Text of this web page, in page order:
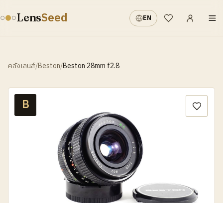
LensSeed EN รายการที่อยากได้
เข้าสู่ระบบ·
คลังเลนส์/Beston/Beston 28mm f2.8
B